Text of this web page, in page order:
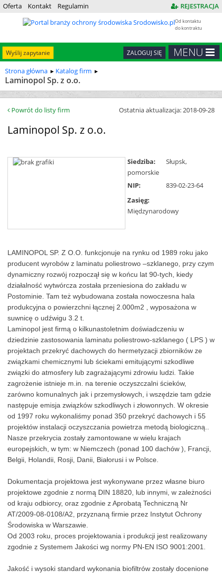
Oferta Kontakt Regulamin REJESTRACJA
Od kontaktu
do kontraktu
MENU
ZALOGUJ SIĘ
Wyślij zapytanie
Strona główna Katalog firm
Laminopol Sp. z o.o.
Powrót do listy firm Ostatnia aktualizacja: 2018-09-28
Laminopol Sp. z o.o.
Siedziba:
Słupsk,
pomorskie
NIP:
839-02-23-64
Zasięg:
Międzynarodowy
LAMINOPOL SP. Z O.O. funkcjonuje na rynku od 1989 roku jako
producent wyrobów z laminatu poliestrowo –szklanego, przy czym
dynamiczny rozwój rozpoczął się w końcu lat 90-tych, kiedy
działalność wytwórcza została przeniesiona do zakładu w
Postominie. Tam też wybudowana została nowoczesna hala
produkcyjna o powierzchni łącznej 2.000m2 , wyposażona w
suwnicę o udźwigu 3.2 t.
Laminopol jest firmą o kilkunastoletnim doświadczeniu w
dziedzinie zastosowania laminatu poliestrowo-szklanego ( LPS ) w
projektach przekryć dachowych do hermetyzacji zbiorników ze
związkami chemicznymi lub ściekami emitującymi szkodliwe
związki do atmosfery lub zagrażającymi zdrowiu ludzi. Takie
zagrożenie istnieje m.in. na terenie oczyszczalni ścieków,
zarówno komunalnych jak i przemysłowych, i wszędzie tam gdzie
następuje emisja związków szkodliwych i złowonnych. W okresie
od 1997 roku wykonaliśmy ponad 350 przekryć dachowych i 55
projektów instalacji oczyszczania powietrza metodą biologiczną..
Nasze przekrycia zostały zamontowane w wielu krajach
europejskich, w tym: w Niemczech (ponad 100 dachów ), Francji,
Belgii, Holandii, Rosji, Danii, Białorusi i w Polsce.
Dokumentacja projektowa jest wykonywane przez własne biuro
projektowe zgodnie z normą DIN 18820, lub innymi, w zależności
od kraju odbiorcy, oraz zgodnie z Aprobatą Techniczną Nr
AT/2009-08-0108/A2, przyznaną firmie przez Instytut Ochrony
Środowiska w Warszawie.
Od 2003 roku, proces projektowania i produkcji jest realizowany
zgodnie z Systemem Jakości wg normy PN-EN ISO 9001:2001.
Jakość i wysoki standard wykonania biofiltrów zostały docenione